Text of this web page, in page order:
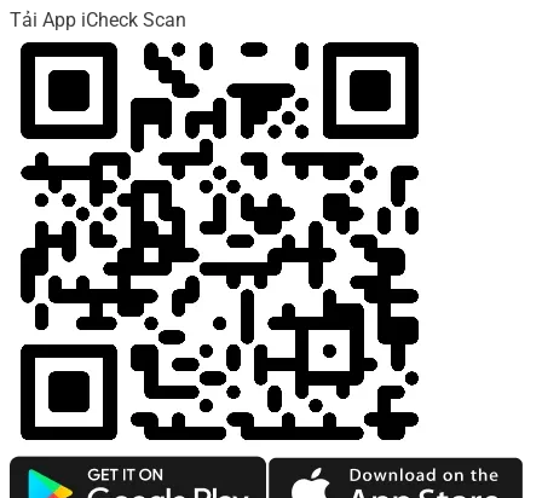
Tải App iCheck Scan